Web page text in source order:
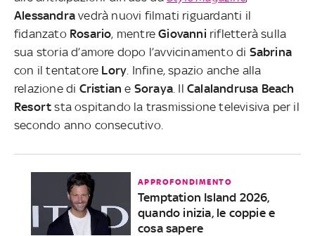
Alessandra vedrà nuovi filmati riguardanti il
fidanzato Rosario, mentreGiovanni rifletterà sulla
sua storia d’amore dopo l’avvicinamento di Sabrina
con il tentatore Lory . Infine, spazio anche alla
relazione di Cristian e Soraya . IlCalalandrusa Beach
Resort sta ospitando la trasmissione televisiva per il
secondo anno consecutivo.
APPROFONDIMENTO
Temptation Island 2026,
quando inizia, le coppie e
cosa sapere